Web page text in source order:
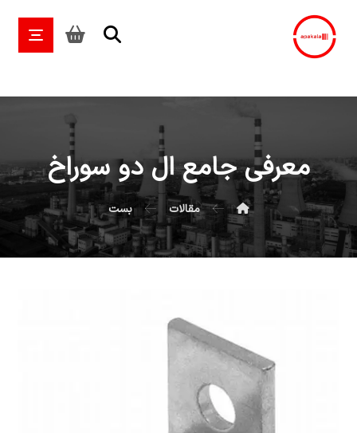
معرفی جامع ال دو سوراخ
مقالات بست